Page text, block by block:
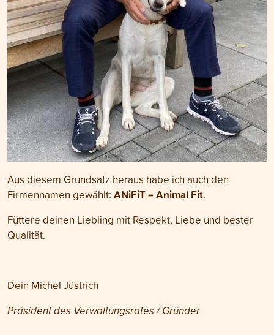
Aus diesem Grundsatz heraus habe ich auch den
Firmennamen gewählt: ANiFiT = Animal Fit.
Füttere deinen Liebling mit Respekt, Liebe und bester
Qualität.
Dein Michel Jüstrich
Präsident des Verwaltungsrates / Gründer